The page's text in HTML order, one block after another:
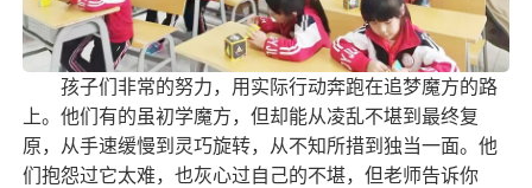
孩子们非常的努力，用实际行动奔跑在追梦魔方的路
上。他们有的虽初学魔方，但却能从凌乱不堪到最终复
原，从手速缓慢到灵巧旋转，从不知所措到独当一面。他
们抱怨过它太难，也灰心过自己的不堪，但老师告诉你